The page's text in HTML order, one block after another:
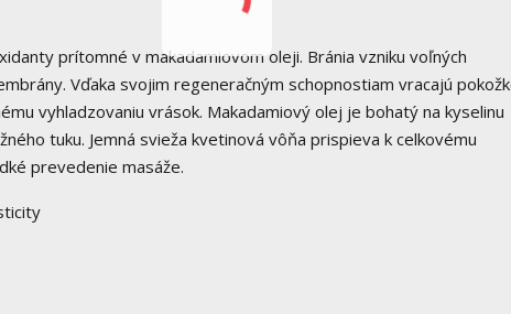
prítomné v makadamiovom oleji. Bránia vzniku voľných
Vďaka svojim regeneračným schopnostiam vracajú
vyhladzovaniu vrások. Makadamiový olej je bohatý na kyselinu
tuku. Jemná svieža kvetinová vôňa prispieva k celkovému
prevedenie masáže.